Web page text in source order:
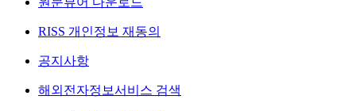
RISS 개인정보 재동의
공지사항
해외전자정보서비스 검색